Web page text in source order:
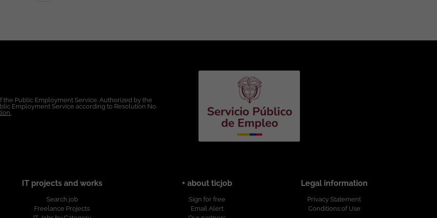
Participar en reuniones técnicas con clientes,
en mantenimientos programados y ventanas
especializada y escalamiento de casos con fabricantes. Esta vacante
Public Employment Service. Authorized by the
Employment Service according to Resolution No.
IT projects and works
Search job
Freelance Projects
+ about ticjob
Sign for free
Email Alert
Legal information
Privacy Statement
Conditions of Use